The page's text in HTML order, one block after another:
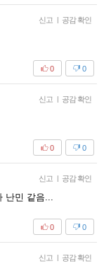
신고 | 공감 확인
0
0
신고 | 공감 확인
0
0
신고 | 공감 확인
난민 같음...
0
0
신고 | 공감 확인